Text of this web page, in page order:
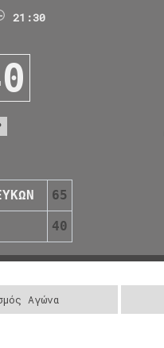
21:30
65
40
Αγώνα